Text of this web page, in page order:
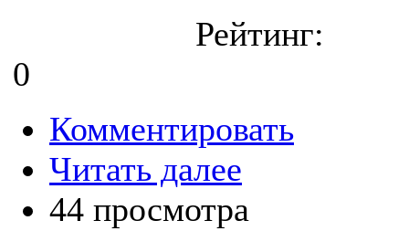
Рейтинг:
0
Комментировать
Читать далее
44 просмотра